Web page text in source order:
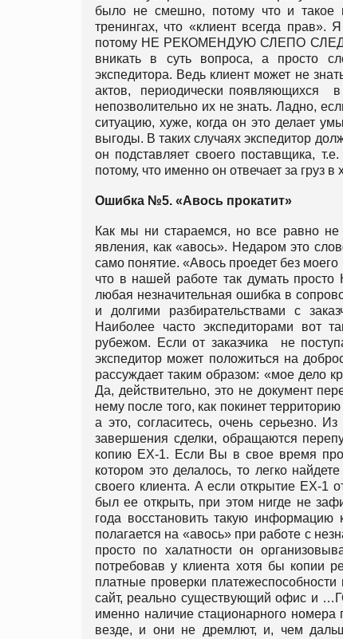
было не смешно, потому что и такое
тренингах, что «клиент всегда
потому НЕ РЕКОМЕНДУЮ СЛЕПО
вникать в суть вопроса, а просто
экспедитора. Ведь клиент может не
актов, периодически появляющихся в
непозволительно их не знать. Ладно,
ситуацию, хуже, когда он это делает
выгоды. В таких случаях экспедитор
он подставляет своего поставщика,
потому, что именно он отвечает за груз в
Ошибка №5. «Авось прокатит»
Как мы ни стараемся, но все равно не
явления, как «авось». Недаром это
само понятие. «Авось проедет без
что в нашей работе так думать
любая незначительная ошибка в
и долгими разбирательствами с
Наиболее часто экспедиторами вот
рубежом. Если от заказчика не
экспедитор может положиться на
рассуждает таким образом: «мое дело
Да, действительно, это не документ
нему после того, как покинет
а это, согласитесь, очень серьезно.
завершения сделки, обращаются
копию ЕХ-1. Если Вы в свое время
котором это делалось, то легко
своего клиента. А если открытие ЕХ-1
был ее открыть, при этом нигде не
года восстановить такую информацию
полагается на «авось» при работе с
просто по халатности он
потребовав у клиента хотя бы копии
платные проверки платежеспособности
сайт, реально существующий офис и
именно наличие стационарного номера
везде, и они не дремлют, и, чем